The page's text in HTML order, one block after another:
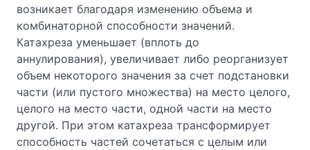
возникает благодаря изменению объема и
комбинаторной способности значений.
Катахреза уменьшает (вплоть до
аннулирования), увеличивает либо реорганизует
объем некоторого значения за счет подстановки
части (или пустого множества) на место целого,
целого на место части, одной части на место
другой. При этом катахреза трансформирует
способность частей сочетаться с целым или